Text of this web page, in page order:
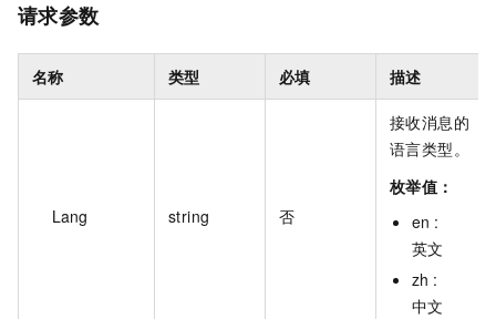
请求参数
名称 类型 必填 描述
Lang string 否
接收消息的
语言类型。
枚举值：
en :
英文
zh :
中文